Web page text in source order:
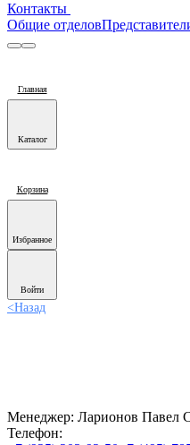
Контакты
Общие отделов
Главная
Каталог
Корзина
Избранное
Войти
<Назад
Менеджер: Ларионов Павел
Телефон: